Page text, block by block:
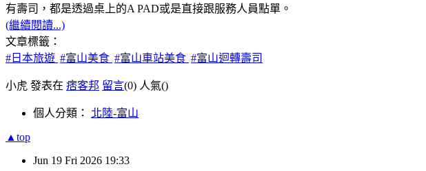
有壽司，都是透過桌上的A PAD或是直接跟服務人員點單。
(繼續閱讀...)
文章標籤：
#日本旅遊 #富山美食 #富山車站美食 #富山迴轉壽司
小虎 發表在 痞客邦 留言(0) 人氣()
個人分類： 北陸-富山
▲top
Jun 19 Fri 2026 19:33